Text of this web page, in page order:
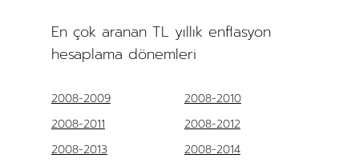
En çok aranan TL yıllık enflasyon
hesaplama dönemleri
2008-2009
2008-2010
2008-2011
2008-2012
2008-2013
2008-2014